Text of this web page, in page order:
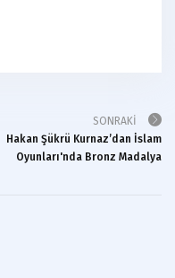
SONRAKI
Hakan Şükrü Kurnaz’dan İslam
Oyunları'nda Bronz Madalya